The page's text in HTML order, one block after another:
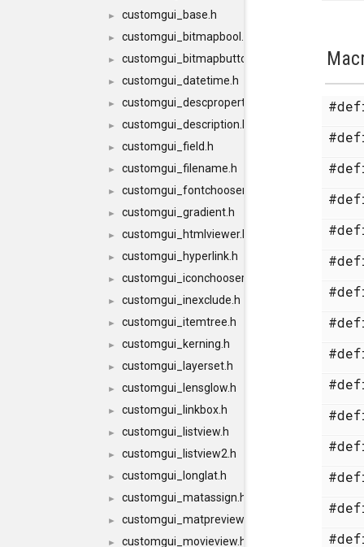
► customgui_base.h
► customgui_bitmapbool.h
► customgui_bitmapbutton.h
► customgui_datetime.h
► customgui_descproperty.h
► customgui_description.h
► customgui_field.h
► customgui_filename.h
► customgui_fontchooser.h
► customgui_gradient.h
► customgui_htmlviewer.h
► customgui_hyperlink.h
► customgui_iconchooser.h
► customgui_inexclude.h
► customgui_itemtree.h
► customgui_kerning.h
► customgui_layerset.h
► customgui_lensglow.h
► customgui_linkbox.h
► customgui_listview.h
► customgui_listview2.h
► customgui_longlat.h
► customgui_matassign.h
► customgui_matpreview.h
► customgui_movieview.h